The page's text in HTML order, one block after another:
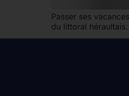
Passer ses
du littoral